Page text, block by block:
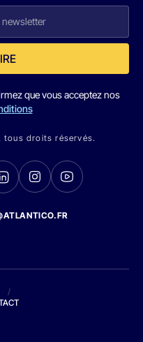
que vous acceptez nos
tous droits réservés.
/